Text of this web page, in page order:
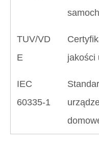
TUV/VD
E
jakości
IEC
60335-1